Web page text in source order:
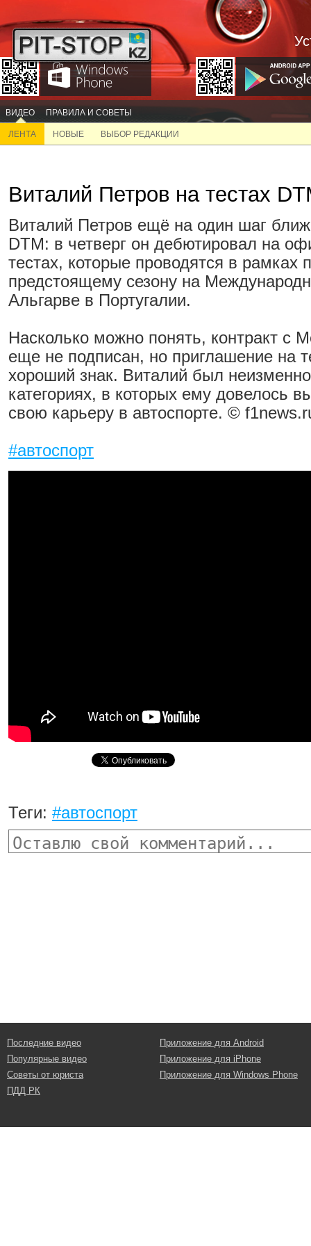
ВИДЕО ПРАВИЛА И СОВЕТЫ
ЛЕНТА НОВЫЕ ВЫБОР РЕДАКЦИИ
Виталий Петров на тестах
Виталий Петров ещё на один шаг
DTM: в четверг он дебютировал на
тестах, которые проводятся в рамках
предстоящему сезону на
Альгарве в Португалии.
Насколько можно понять, контракт с
еще не подписан, но приглашение на
хороший знак. Виталий был
категориях, в которых ему довелось
свою карьеру в автоспорте. ©
#автоспорт
Теги: #автоспорт
Последние видео
Популярные видео
Советы от юриста
ПДД РК
Приложение для Android
Приложение для iPhone
Приложение для Windows Phone